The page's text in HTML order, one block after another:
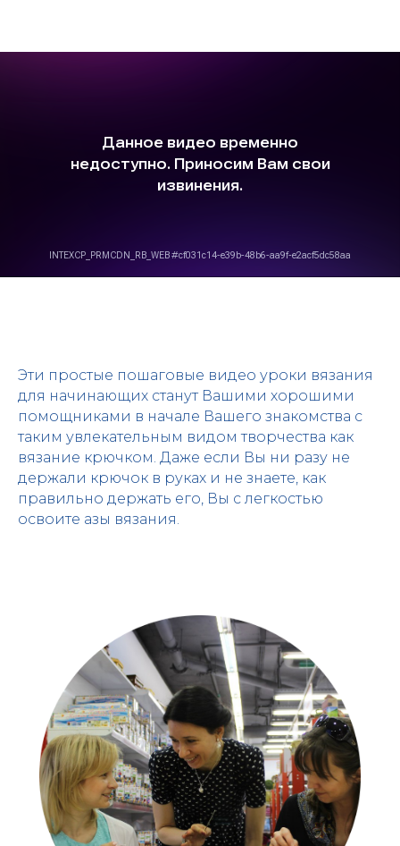
Эти простые пошаговые видео уроки вязания
для начинающих станут Вашими хорошими
помощниками в начале Вашего знакомства с
таким увлекательным видом творчества как
вязание крючком. Даже если Вы ни разу не
держали крючок в руках и не знаете, как
правильно держать его, Вы с легкостью
освоите азы вязания.